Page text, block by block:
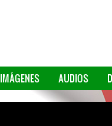
IMÁGENES AUDIOS